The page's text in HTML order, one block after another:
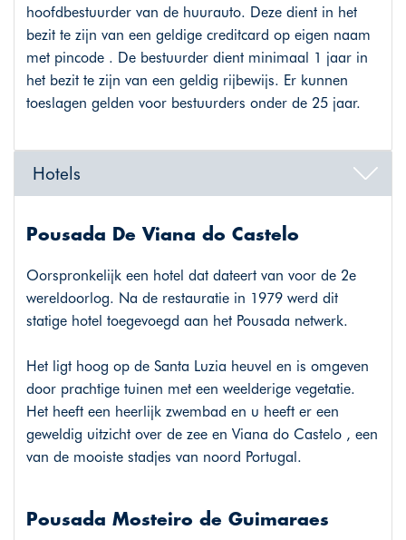
hoofdbestuurder van de huurauto. Deze dient in het
bezit te zijn van een geldige creditcard op eigen naam
met pincode . De bestuurder dient minimaal 1 jaar in
het bezit te zijn van een geldig rijbewijs. Er kunnen
toeslagen gelden voor bestuurders onder de 25 jaar.
Hotels
Pousada De Viana do Castelo
Oorspronkelijk een hotel dat dateert van voor de 2e
wereldoorlog. Na de restauratie in 1979 werd dit
statige hotel toegevoegd aan het Pousada netwerk.
Het ligt hoog op de Santa Luzia heuvel en is omgeven
door prachtige tuinen met een weelderige vegetatie.
Het heeft een heerlijk zwembad en u heeft er een
geweldig uitzicht over de zee en Viana do Castelo , een
van de mooiste stadjes van noord Portugal.
Pousada Mosteiro de Guimaraes